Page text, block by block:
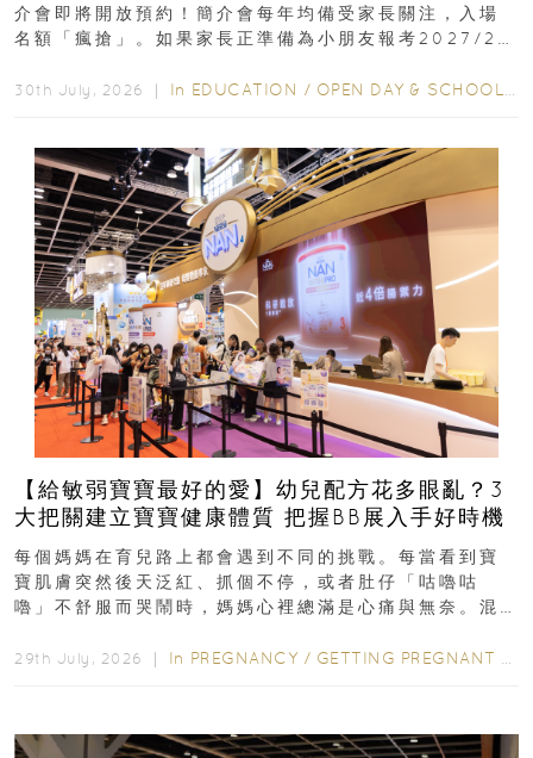
介會即將開放預約！簡介會每年均備受家長關注，入場
名額「瘋搶」。如果家長正準備為小朋友報考2027/28
30th July, 2026 ｜ In EDUCATION / OPEN DAY & SCHOOL EVENTS
【給敏弱寶寶最好的愛】幼兒配方花多眼亂？3
大把關建立寶寶健康體質 把握BB展入手好時機
每個媽媽在育兒路上都會遇到不同的挑戰。每當看到寶
寶肌膚突然後天泛紅、抓個不停，或者肚仔「咕嚕咕
嚕」不舒服而哭鬧時，媽媽心裡總滿是心痛與無奈。混
29th July, 2026 ｜ In PREGNANCY / GETTING PREGNANT